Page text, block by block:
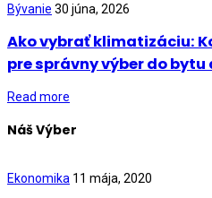
Bývanie 30 júna, 2026
Ako vybrať klimatizáciu:
pre správny výber do
Read more
Náš Výber
Ekonomika 11 mája, 2020